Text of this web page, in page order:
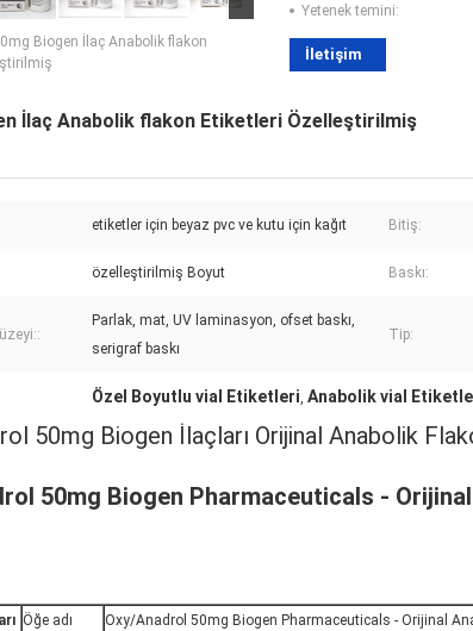
Biogen İlaç Anabolik flakon
Yetenek temini:
İletişim
İlaç Anabolik flakon Etiketleri Özelleştirilmiş
etiketler için beyaz pvc ve kutu için kağıt Bitiş:
özelleştirilmiş Boyut Baskı:
Parlak, mat, UV laminasyon, ofset baskı,
serigraf baskı
Tip:
Özel Boyutlu vial Etiketleri, Anabolik vial
50mg Biogen İlaçları Orijinal Anabolik
50mg Biogen Pharmaceuticals -
Öğe adı
Oxy/Anadrol 50mg Biogen Pharmaceuticals - Orijinal